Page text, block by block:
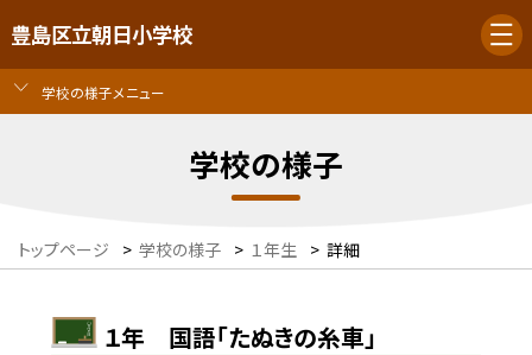
豊島区立朝日小学校
学校の様子メニュー
学校の様子
トップページ > 学校の様子 > １年生 > 詳細
１年 国語「たぬきの糸車」